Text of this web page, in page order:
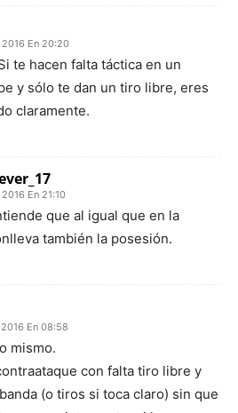
En 20:20
te hacen falta táctica en un
y sólo te dan un tiro libre, eres
claramente.
En 21:10
que al igual que en la
también la posesión.
En 08:58
mismo.
con falta tiro libre y
(o tiros si toca claro) sin que